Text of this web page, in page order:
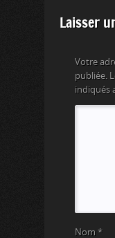
Laisser
Votre
publiée.
indiqués
Nom *